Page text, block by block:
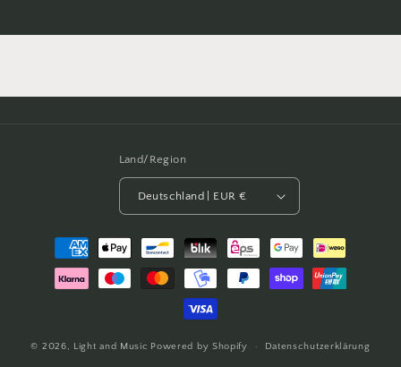
Land/Region
Deutschland | EUR €
Zahlungsmethoden
© 2026, Light and Music Powered by Shopify Datenschutzerklärung